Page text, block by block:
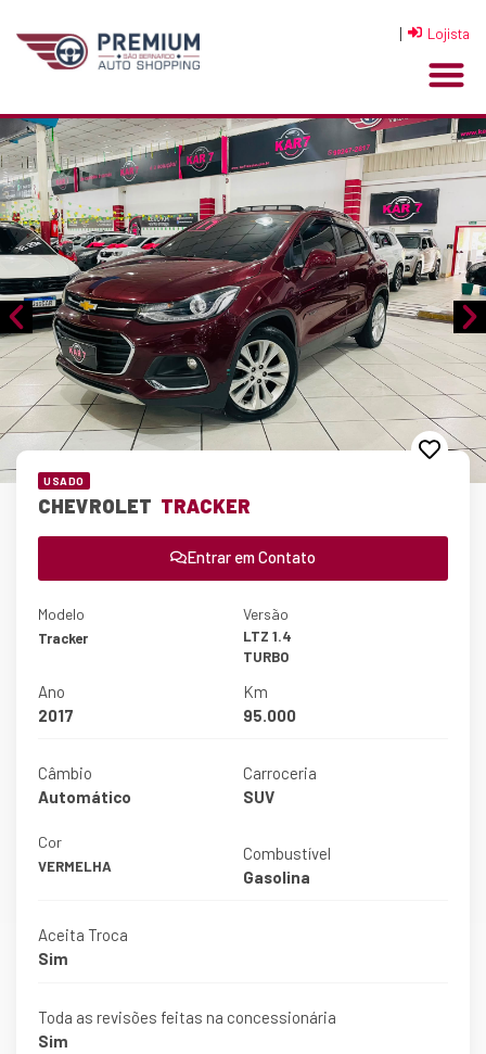
| Lojista
USADO
CHEVROLET TRACKER
Entrar em Contato
Modelo
Tracker
Versão
LTZ 1.4
TURBO
Ano
2017
Km
95.000
Câmbio
Automático
Carroceria
SUV
Cor
VERMELHA
Combustível
Gasolina
Aceita Troca
Sim
Toda as revisões feitas na concessionária
Sim